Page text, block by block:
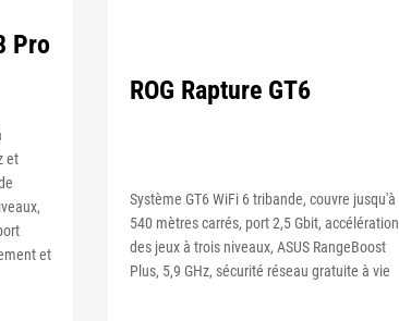
Pro
et
et
ROG Rapture GT6
Système GT6 WiFi 6 tribande, couvre jusqu'à
540 mètres carrés, port 2,5 Gbit, accélération
des jeux à trois niveaux, ASUS RangeBoost
Plus, 5,9 GHz, sécurité réseau gratuite à vie